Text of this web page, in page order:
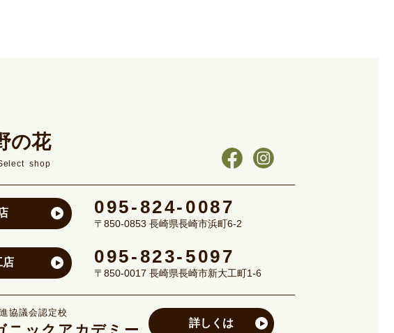
の花
shop
095-824-0087
〒850-0853 長崎県長崎市浜町6-2
店 095-823-5097
〒850-0017 長崎県長崎市新大工町1-6
協議会認定校
ニックアカデミー 詳しくは